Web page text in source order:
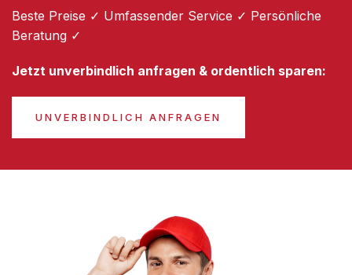
Beste Preise ✓ Umfassender Service ✓ Persönliche
Beratung ✓
Jetzt unverbindlich anfragen & ordentlich sparen:
UNVERBINDLICH ANFRAGEN